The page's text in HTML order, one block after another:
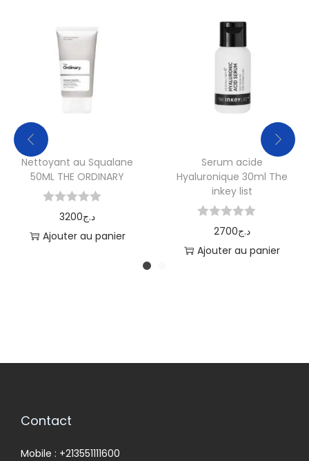
Nettoyant au Squalane
50ML THE ORDINARY
3200د.ج
Ajouter au panier
Serum acide
Hyaluronique 30ml The
inkey list
2700د.ج
Ajouter au panier
Contact
Mobile : +213551111600